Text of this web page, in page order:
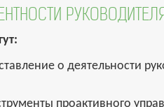
о деятельности
проактивного